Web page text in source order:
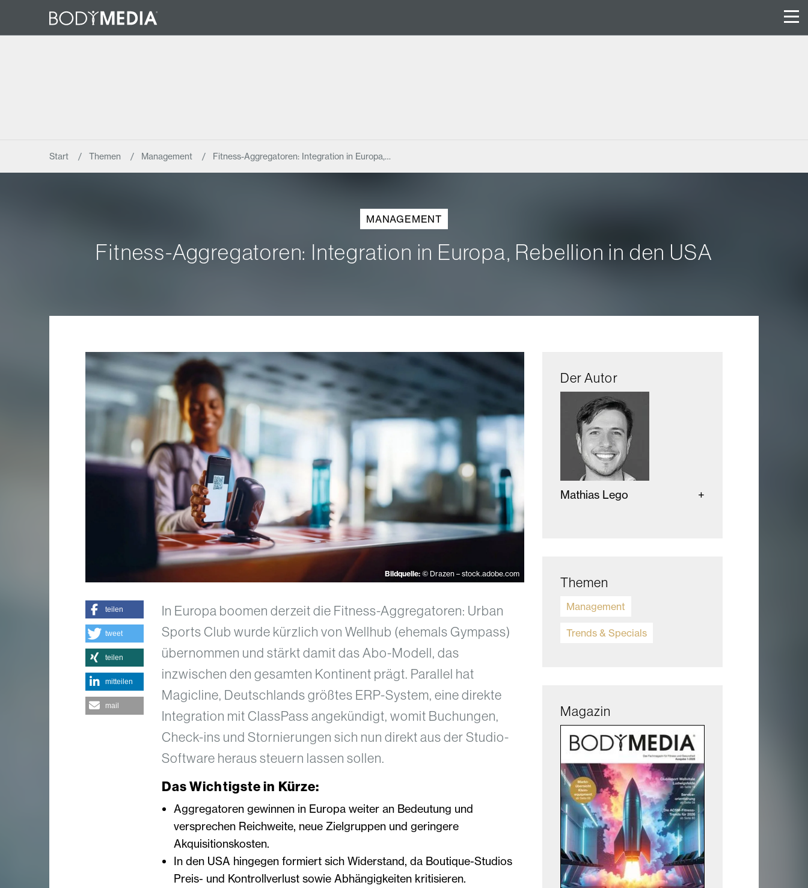
Start Themen Management Fitness-Aggregatoren: Integration in Europa,…
MANAGEMENT
Fitness-Aggregatoren: Integration in Europa, Rebellion in den USA
Bildquelle: © Drazen – stock.adobe.com
In Europa boomen derzeit die Fitness-Aggregatoren: Urban
Sports Club wurde kürzlich von Wellhub (ehemals Gympass)
übernommen und stärkt damit das Abo-Modell, das
inzwischen den gesamten Kontinent prägt. Parallel hat
Magicline, Deutschlands größtes ERP-System, eine direkte
Integration mit ClassPass angekündigt, womit Buchungen,
Check-ins und Stornierungen sich nun direkt aus der Studio-
Software heraus steuern lassen sollen.
Das Wichtigste in Kürze:
Aggregatoren gewinnen in Europa weiter an Bedeutung und
versprechen Reichweite, neue Zielgruppen und geringere
Akquisitionskosten.
In den USA hingegen formiert sich Widerstand, da Boutique-Studios
Preis- und Kontrollverlust sowie Abhängigkeiten kritisieren.
teilen
tweet
teilen
mitteilen
mail
Der Autor
Mathias Lego
Themen
Management
Trends & Specials
Magazin